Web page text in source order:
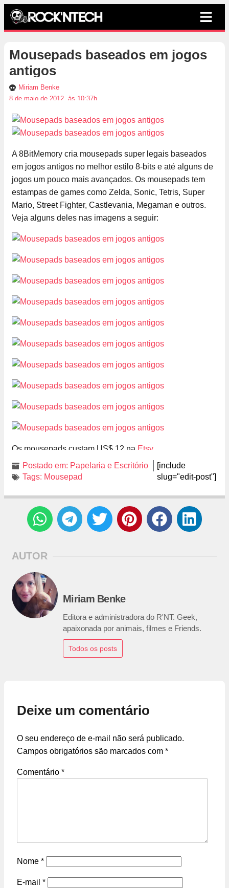
Mousepads baseados em jogos
antigos
Miriam Benke
8 de maio de 2012, às 10:37h
A 8BitMemory cria mousepads super legais baseados
em jogos antigos no melhor estilo 8-bits e até alguns de
jogos um pouco mais avançados. Os mousepads tem
estampas de games como Zelda, Sonic, Tetris, Super
Mario, Street Fighter, Castlevania, Megaman e outros.
Veja alguns deles nas imagens a seguir:
Os mousepads custam US$ 12 na Etsy.
Postado em: Papelaria e Escritório
Tags: Mousepad
[include
slug="edit-post"]
AUTOR
Miriam Benke
Editora e administradora do R'NT. Geek,
apaixonada por animais, filmes e Friends.
Todos os posts
Deixe um comentário
O seu endereço de e-mail não será publicado.
Campos obrigatórios são marcados com *
Comentário *
Nome *
E-mail *